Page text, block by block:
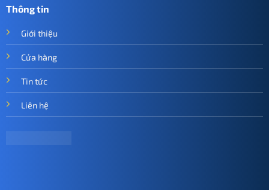
Thông tin
Giới thiệu
Cửa hàng
Tin tức
Liên hệ